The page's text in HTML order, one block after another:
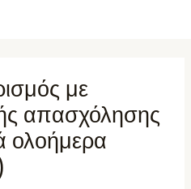
με
απασχόλησης
ολοήμερα